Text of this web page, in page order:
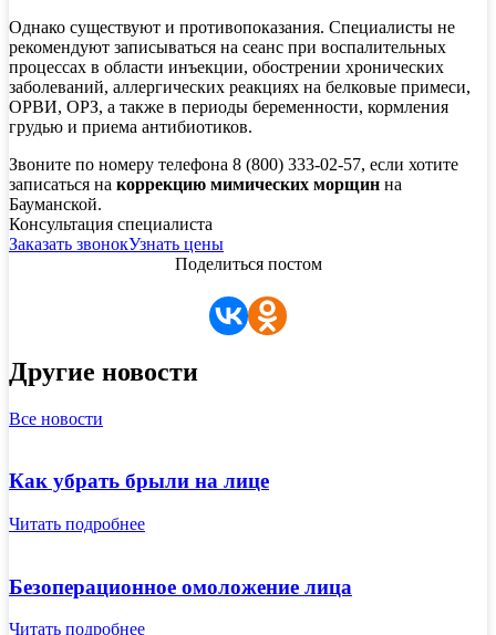
Однако существуют и противопоказания. Специалисты не
рекомендуют записываться на сеанс при воспалительных
процессах в области инъекции, обострении хронических
заболеваний, аллергических реакциях на белковые примеси,
ОРВИ, ОРЗ, а также в периоды беременности, кормления
грудью и приема антибиотиков.
Звоните по номеру телефона 8 (800) 333-02-57, если хотите
записаться на коррекцию мимических морщин на
Бауманской.
Консультация специалиста
Заказать звонокУзнать цены
Поделиться постом
Другие новости
Все новости
Как убрать брыли на лице
Читать подробнее
Безоперационное омоложение лица
Читать подробнее